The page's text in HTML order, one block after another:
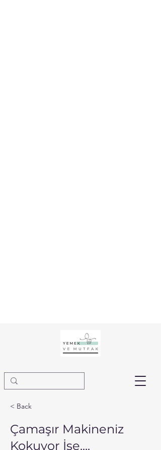
< Back
Çamaşır Makineniz
Kokuyor İse....